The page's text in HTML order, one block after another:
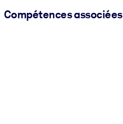
Compétences associées